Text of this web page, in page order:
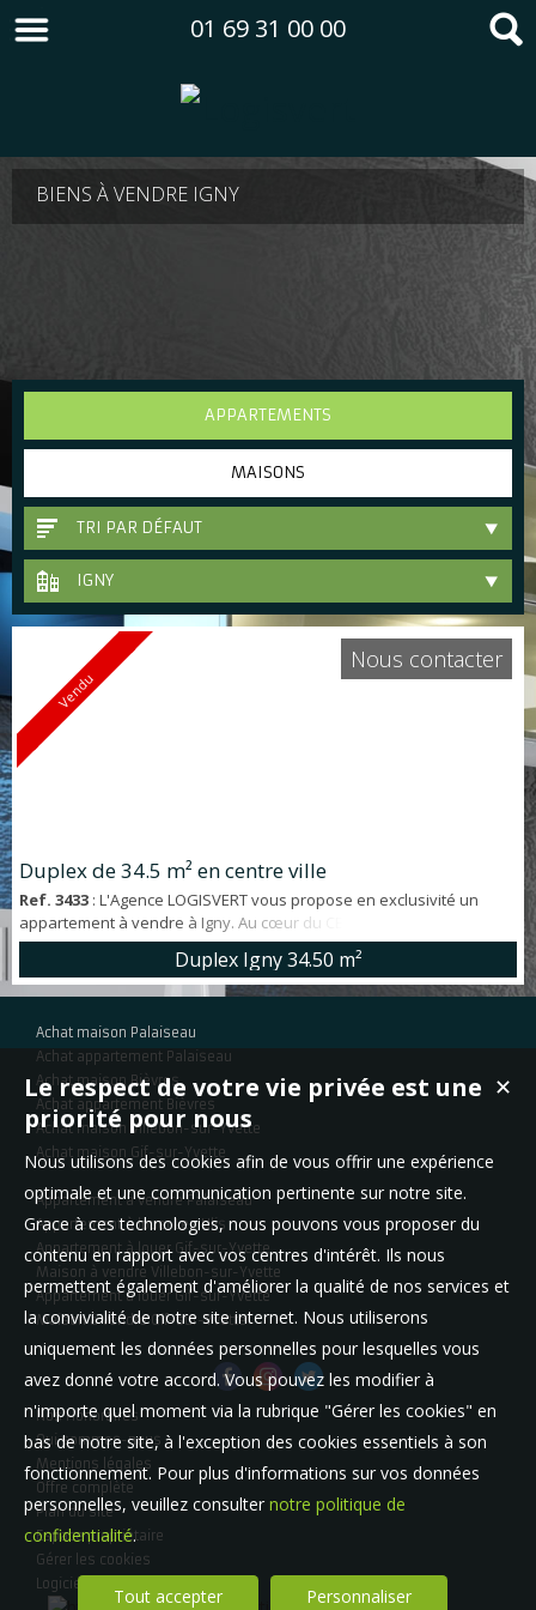
01 69 31 00 00
BIENS À VENDRE IGNY
APPARTEMENTS
MAISONS
TRI PAR DÉFAUT
IGNY
Vendu
Duplex de 34.5 m² en centre ville
Ref. 3433 : L'Agence LOGISVERT vous propose en exclusivité un
appartement à vendre à Igny. Au cœur du CENTRE VILLE, dans petite
copropriété, duplex 2 pièces en TRES BON ETAT de 34.5 m². *
Emplacement - A moins de 2' à pied des commerces , - Gare RER à 8'
à pied - Ecoles 4' à pied *Points forts - Très bon état général -
de C...
Duplex Igny34.50 m²
Nous contacter
Achat maison Palaiseau
Achat appartement Palaiseau
Achat maison Bièvres
Achat appartement Bièvres
Achat maison Villebon-sur-Yvette
Achat maison Gif-sur-Yvette
Appartement à vendre Palaiseau
Appartement à louer Les Ulis
Appartement à louer Gif-sur-Yvette
Maison à vendre Villebon-sur-Yvette
Appartement à louer Gif-sur-Yvette
Maison à vendre Gif-sur-Yvette
Nos Honoraires
Qui sommes-nous
Mentions légales
Offre complète
Plan du site
Espace propriétaire
Gérer les cookies
Logiciel immobilier
✕
Le respect de votre vie privée est une
priorité pour nous
Nous utilisons des cookies afin de vous offrir une expérience
optimale et une communication pertinente sur notre site.
Grace à ces technologies, nous pouvons vous proposer du
contenu en rapport avec vos centres d'intérêt. Ils nous
permettent également d'améliorer la qualité de nos services et
la convivialité de notre site internet. Nous utiliserons
uniquement les données personnelles pour lesquelles vous
avez donné votre accord. Vous pouvez les modifier à
n'importe quel moment via la rubrique "Gérer les cookies" en
bas de notre site, à l'exception des cookies essentiels à son
fonctionnement. Pour plus d'informations sur vos données
personnelles, veuillez consulter notre politique de
confidentialité.
Tout accepter Personnaliser